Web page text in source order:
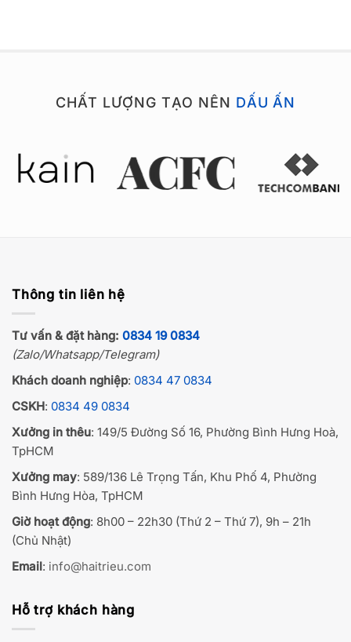
CHẤT LƯỢNG TẠO NÊN DẤU ẤN
Thông tin liên hệ
Tư vấn & đặt hàng: 0834 19 0834
(Zalo/Whatsapp/Telegram)
Khách doanh nghiệp: 0834 47 0834
CSKH: 0834 49 0834
Xưởng in thêu: 149/5 Đường Số 16, Phường Bình Hưng Hoà,
TpHCM
Xưởng may: 589/136 Lê Trọng Tấn, Khu Phố 4, Phường
Bình Hưng Hòa, TpHCM
Giờ hoạt động: 8h00 – 22h30 (Thứ 2 – Thứ 7), 9h – 21h
(Chủ Nhật)
Email: info@haitrieu.com
Hỗ trợ khách hàng